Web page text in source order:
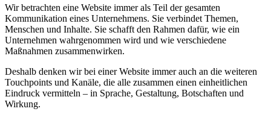
Wir betrachten eine Website immer als Teil der gesamten
Kommunikation eines Unternehmens. Sie verbindet Themen,
Menschen und Inhalte. Sie schafft den Rahmen dafür, wie ein
Unternehmen wahrgenommen wird und wie verschiedene
Maßnahmen zusammenwirken.
Deshalb denken wir bei einer Website immer auch an die weiteren
Touchpoints und Kanäle, die alle zusammen einen einheitlichen
Eindruck vermitteln – in Sprache, Gestaltung, Botschaften und
Wirkung.